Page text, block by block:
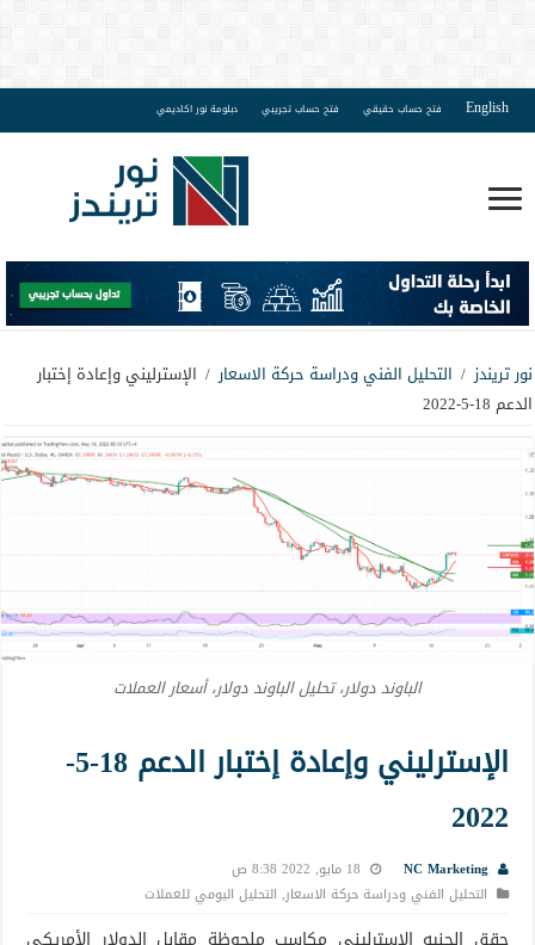
English فتح حساب حقيقي فتح حساب تجريبي دبلومة نور اكاديمي
نور تريندز / التحليل الفني ودراسة حركة الاسعار / الإسترليني وإعادة إختبار
الدعم 18-5-2022
الباوند دولار، تحليل الباوند دولار، أسعار العملات
الإسترليني وإعادة إختبار الدعم 18-5-
2022
NC Marketing
18 مايو, 2022 8:38 ص
التحليل الفني ودراسة حركة الاسعار, التحليل اليومي للعملات